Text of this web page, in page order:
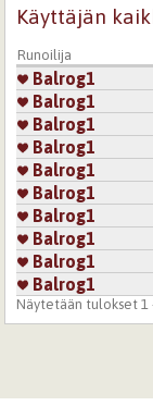
hirveetä
hiukan
jottain 🤗
Kirjaudu
Käyttäjän
Runoilija
Balrog1
Balrog1
Balrog1
Balrog1
Balrog1
Balrog1
Balrog1
Balrog1
Balrog1
Balrog1
Näytetään tulokset 1